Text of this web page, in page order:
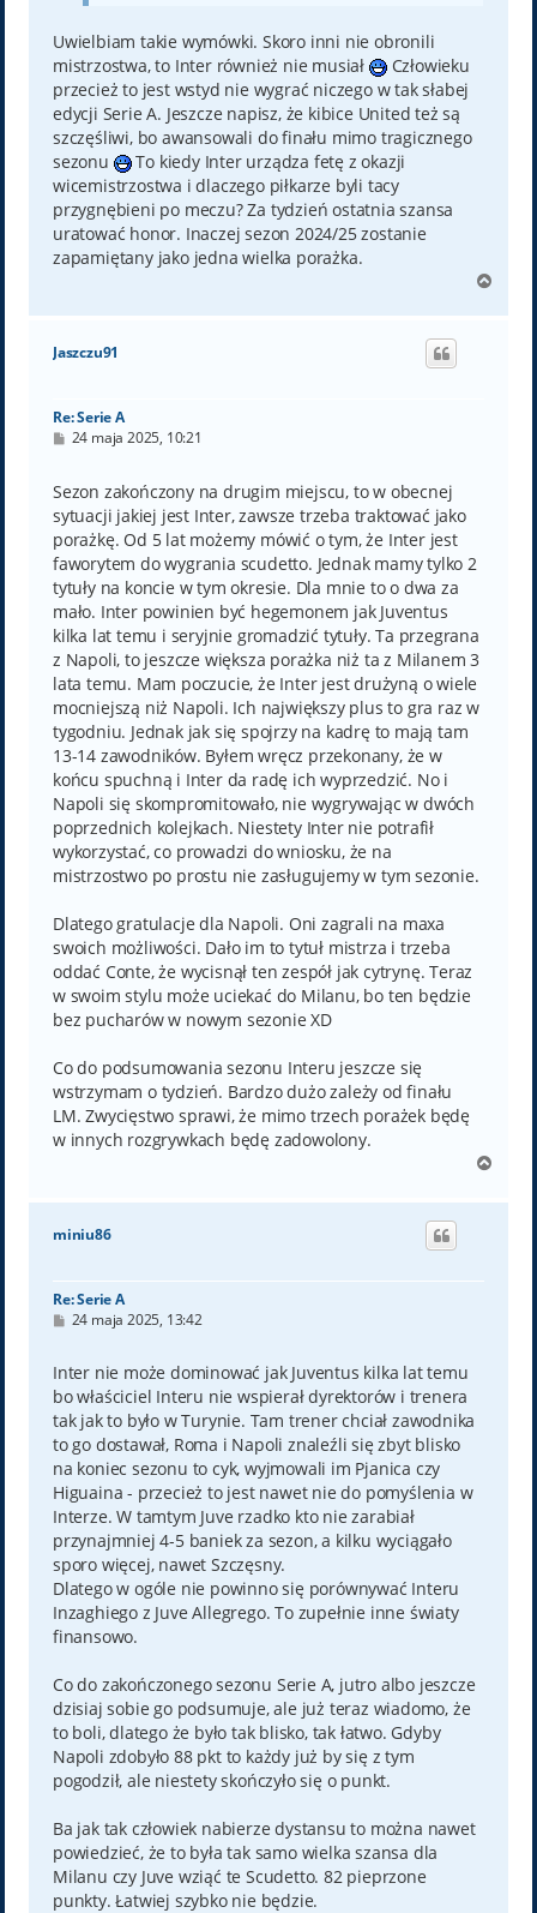
Uwielbiam takie wymówki. Skoro inni nie obronili
mistrzostwa, to Inter również nie musiał
Człowieku
przecież to jest wstyd nie wygrać niczego w tak słabej
edycji Serie A. Jeszcze napisz, że kibice United też są
szczęśliwi, bo awansowali do finału mimo tragicznego
sezonu
To kiedy Inter urządza fetę z okazji
wicemistrzostwa i dlaczego piłkarze byli tacy
przygnębieni po meczu? Za tydzień ostatnia szansa
uratować honor. Inaczej sezon 2024/25 zostanie
zapamiętany jako jedna wielka porażka.
g
Jaszczu91
Re: Serie A
P
t
24 maja 2025, 10:21
Sezon zakończony na drugim miejscu, to w obecnej
sytuacji jakiej jest Inter, zawsze trzeba traktować jako
porażkę. Od 5 lat możemy mówić o tym, że Inter jest
faworytem do wygrania scudetto. Jednak mamy tylko 2
tytuły na koncie w tym okresie. Dla mnie to o dwa za
mało. Inter powinien być hegemonem jak Juventus
kilka lat temu i seryjnie gromadzić tytuły. Ta przegrana
z Napoli, to jeszcze większa porażka niż ta z Milanem 3
lata temu. Mam poczucie, że Inter jest drużyną o wiele
mocniejszą niż Napoli. Ich największy plus to gra raz w
tygodniu. Jednak jak się spojrzy na kadrę to mają tam
13-14 zawodników. Byłem wręcz przekonany, że w
końcu spuchną i Inter da radę ich wyprzedzić. No i
Napoli się skompromitowało, nie wygrywając w dwóch
poprzednich kolejkach. Niestety Inter nie potrafił
wykorzystać, co prowadzi do wniosku, że na
mistrzostwo po prostu nie zasługujemy w tym sezonie.
Dlatego gratulacje dla Napoli. Oni zagrali na maxa
swoich możliwości. Dało im to tytuł mistrza i trzeba
oddać Conte, że wycisnął ten zespół jak cytrynę. Teraz
w swoim stylu może uciekać do Milanu, bo ten będzie
bez pucharów w nowym sezonie XD
Co do podsumowania sezonu Interu jeszcze się
wstrzymam o tydzień. Bardzo dużo zależy od finału
LM. Zwycięstwo sprawi, że mimo trzech porażek będę
w innych rozgrywkach będę zadowolony.
g
miniu86
Re: Serie A
P
t
24 maja 2025, 13:42
Inter nie może dominować jak Juventus kilka lat temu
bo właściciel Interu nie wspierał dyrektorów i trenera
tak jak to było w Turynie. Tam trener chciał zawodnika
to go dostawał, Roma i Napoli znaleźli się zbyt blisko
na koniec sezonu to cyk, wyjmowali im Pjanica czy
Higuaina - przecież to jest nawet nie do pomyślenia w
Interze. W tamtym Juve rzadko kto nie zarabiał
przynajmniej 4-5 baniek za sezon, a kilku wyciągało
sporo więcej, nawet Szczęsny.
Dlatego w ogóle nie powinno się porównywać Interu
Inzaghiego z Juve Allegrego. To zupełnie inne światy
finansowo.
Co do zakończonego sezonu Serie A, jutro albo jeszcze
dzisiaj sobie go podsumuje, ale już teraz wiadomo, że
to boli, dlatego że było tak blisko, tak łatwo. Gdyby
Napoli zdobyło 88 pkt to każdy już by się z tym
pogodził, ale niestety skończyło się o punkt.
Ba jak tak człowiek nabierze dystansu to można nawet
powiedzieć, że to była tak samo wielka szansa dla
Milanu czy Juve wziąć te Scudetto. 82 pieprzone
punkty. Łatwiej szybko nie będzie.